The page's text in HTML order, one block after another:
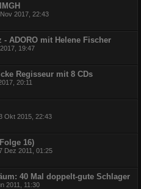
2017, 22:43
ADORO mit Helene Fischer
19:47
Regisseur mit 8 CDs
20:11
Okt 2015, 22:43
16)
Dez 2011, 01:25
40 Mal doppelt-gute Schlager
2011, 11:30